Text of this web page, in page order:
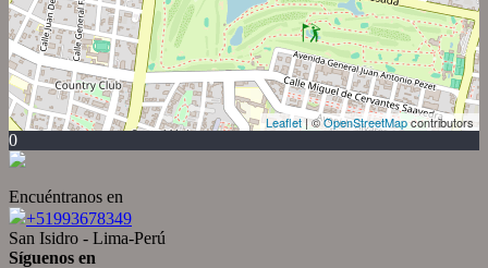
Leaflet| ©OpenStreetMapcontributors
0
Encuéntranos en
+51993678349
San Isidro - Lima-Perú
Síguenos en